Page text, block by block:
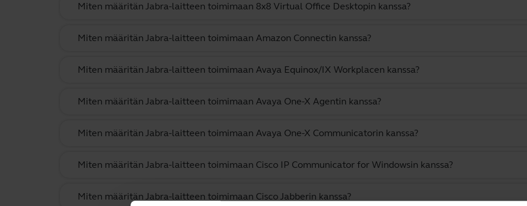
Miten määritän Jabra-laitteen toimimaan 8x8 Virtual Office Desktopin kanssa?
Miten määritän Jabra-laitteen toimimaan Amazon Connectin kanssa?
Miten määritän Jabra-laitteen toimimaan Avaya Equinox/IX Workplacen kanssa?
Miten määritän Jabra-laitteen toimimaan Avaya One-X Agentin kanssa?
Miten määritän Jabra-laitteen toimimaan Avaya One-X Communicatorin kanssa?
Miten määritän Jabra-laitteen toimimaan Cisco IP Communicator for Windowsin kanssa?
Miten määritän Jabra-laitteen toimimaan Cisco Jabberin kanssa?